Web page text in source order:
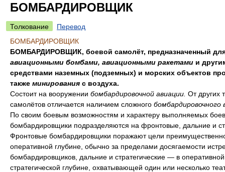
БОМБАРДИРОВЩИК
Толкование
Перевод
БОМБАРДИРОВЩИК
БОМБАРДИРОВЩИК, боевой самолёт, предназначенный
авиационными бомбами, авиационными ракетами и
средствами наземных (подземных) и морских объектов
также минирования с воздуха.
Состоит на вооружении бомбардировочной авиации. От других
самолётов отличается наличием сложного бомбардировочного
По своим боевым возможностям и характеру выполняемых
бомбардировщики подразделяются на фронтовые, дальние и
Фронтовые бомбардировщики поражают цели
оперативной глубине, обычно за пределами досягаемости
бомбардировщиков, дальние и стратегические — в
стратегической глубине, охватывающей один или несколько